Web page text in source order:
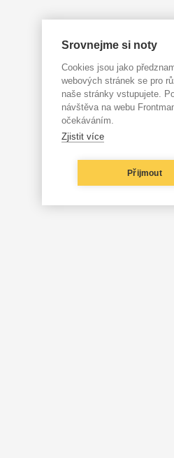
Srovnejme si noty
Cookies jsou jako
webových stránek se pro
naše stránky vstupujete.
návštěva na webu
očekáváním.
Zjistit více
Přijmout